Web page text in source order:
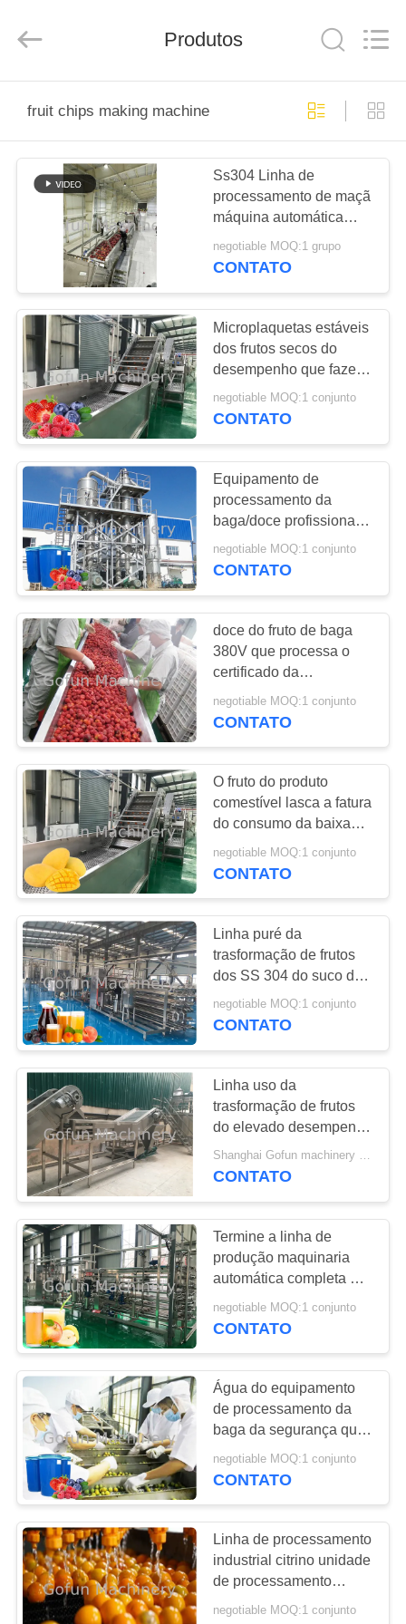
PRODUTOS
VÍDEOS
SHOW
DE
RV
SOBRE
NÓS
EXCURSÃO
DA
FÁBRICA
CONTROLE
DA
QUALIDADE
CONTACTE-
NOS
NOTÍCIA
CASOS
PEÇA
UMAS
CITAÇÕES
MAPA
DO
SITE
POLÍTICA
DE
PRIVACIDADE
Co.,
Reserved.
Produtos
fruit chips making machine
Ss304 Linha de
processamento de maçã
máquina automática
para fazer suco de frutas
380 V
negotiable MOQ:1 grupo
CONTATO
Microplaquetas estáveis
dos frutos secos do
desempenho que fazem
a máquina a evaporação
do vácuo da baixa
negotiable MOQ:1 conjunto
CONTATO
Equipamento de
processamento da
baga/doce profissionais
do fruto que processa a
maquinaria
negotiable MOQ:1 conjunto
CONTATO
doce do fruto de baga
380V que processa o
certificado da
maquinaria 20T/H
ISO9001
negotiable MOQ:1 conjunto
CONTATO
O fruto do produto
comestível lasca a fatura
do consumo da baixa
potência da máquina
1500 T/dia
negotiable MOQ:1 conjunto
CONTATO
Linha puré da
trasformação de frutos
dos SS 304 do suco da
fábrica de tratamento do
pêssego secado
negotiable MOQ:1 conjunto
CONTATO
Linha uso da
trasformação de frutos
do elevado desempenho
de Esay da máquina da
produção do suco
Shanghai Gofun machinery company MOQ:1 conjunto
CONTATO
Termine a linha de
produção maquinaria
automática completa do
suco da maçã & da pera
da fábrica de tratamento
negotiable MOQ:1 conjunto
CONTATO
Água do equipamento
de processamento da
baga da segurança que
salvar o PLC automático
controlado
negotiable MOQ:1 conjunto
CONTATO
Linha de processamento
industrial citrino unidade
de processamento
alaranjada do limão
negotiable MOQ:1 conjunto